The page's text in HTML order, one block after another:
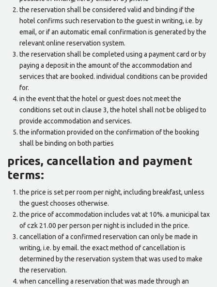
the reservation shall be considered valid and binding if the
hotel confirms such reservation to the guest in writing, i.e. by
email, or if an automatic email confirmation is generated by the
relevant online reservation system.
the reservation shall be completed using a payment card or by
paying a deposit in the amount of the accommodation and
services that are booked. individual conditions can be provided
for.
in the event that the hotel or guest does not meet the
conditions set out in clause 3, the hotel shall not be obliged to
provide accommodation and services.
the information provided on the confirmation of the booking
shall be binding on both parties
prices, cancellation and payment
terms:
the price is set per room per night, including breakfast, unless
the guest chooses otherwise.
the price of accommodation includes vat at 10%. a municipal tax
of czk 21.00 per person per night is included in the price.
cancellation of a confirmed reservation can only be made in
writing, i.e. by email. the exact method of cancellation is
determined by the reservation system that was used to make
the reservation.
when cancelling a reservation that was made through an